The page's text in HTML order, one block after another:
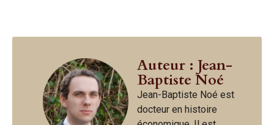
Auteur : Jean-
Baptiste Noé
Jean-Baptiste Noé est
docteur en histoire